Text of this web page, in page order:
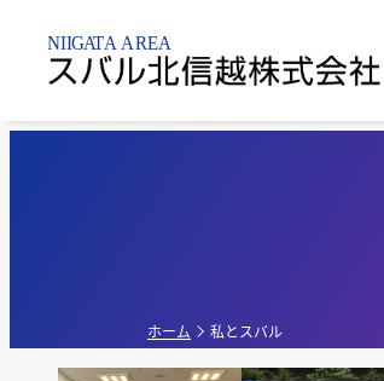
ホーム 私とスバル